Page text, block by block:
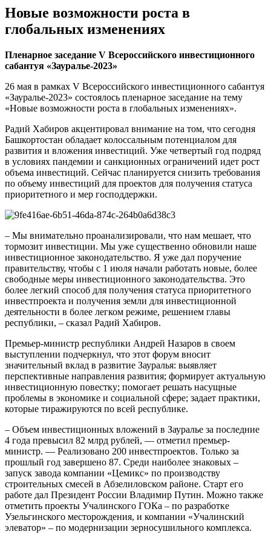
Новые возможности роста в
глобальных изменениях
Пленарное заседание V Всероссийского инвестиционного
сабантуя «Зауралье-2023»
26 мая в рамках V Всероссийского инвестиционного сабантуя
«Зауралье-2023» состоялось пленарное заседание на тему
«Новые возможности роста в глобальных изменениях».
Радий Хабиров акцентировал внимание на том, что сегодня
Башкортостан обладает колоссальным потенциалом для
развития и вложения инвестиций. Уже четвертый год подряд
в условиях пандемии и санкционных ограничений идет рост
объема инвестиций. Сейчас планируется снизить требования
по объему инвестиций для проектов для получения статуса
приоритетного и мер господдержки.
– Мы внимательно проанализировали, что нам мешает, что
тормозит инвестиции. Мы уже существенно обновили наше
инвестиционное законодательство. Я уже дал поручение
правительству, чтобы с 1 июля начали работать новые, более
свободные меры инвестиционного законодательства. Это
более легкий способ для получения статуса приоритетного
инвестпроекта и получения земли для инвестиционной
деятельности в более легком режиме, решением главы
республики, – сказал Радий Хабиров.
Премьер-министр республики Андрей Назаров в своем
выступлении подчеркнул, что этот форум вносит
значительный вклад в развитие Зауралья: выявляет
перспективные направления развития; формирует актуальную
инвестиционную повестку; помогает решать насущные
проблемы в экономике и социальной сфере; задает практики,
которые тиражируются по всей республике.
– Объем инвестиционных вложений в Зауралье за последние
4 года превысил 82 млрд рублей, — отметил премьер-
министр. — Реализовано 200 инвестпроектов. Только за
прошлый год завершено 87. Среди наиболее знаковых –
запуск завода компании «Цемикс» по производству
строительных смесей в Абзелиловском районе. Старт его
работе дал Президент России Владимир Путин. Можно также
отметить проекты Учалинского ГОКа – по разработке
Узельгинского месторождения, и компании «Учалинский
элеватор» – по модернизации зерносушильного комплекса.